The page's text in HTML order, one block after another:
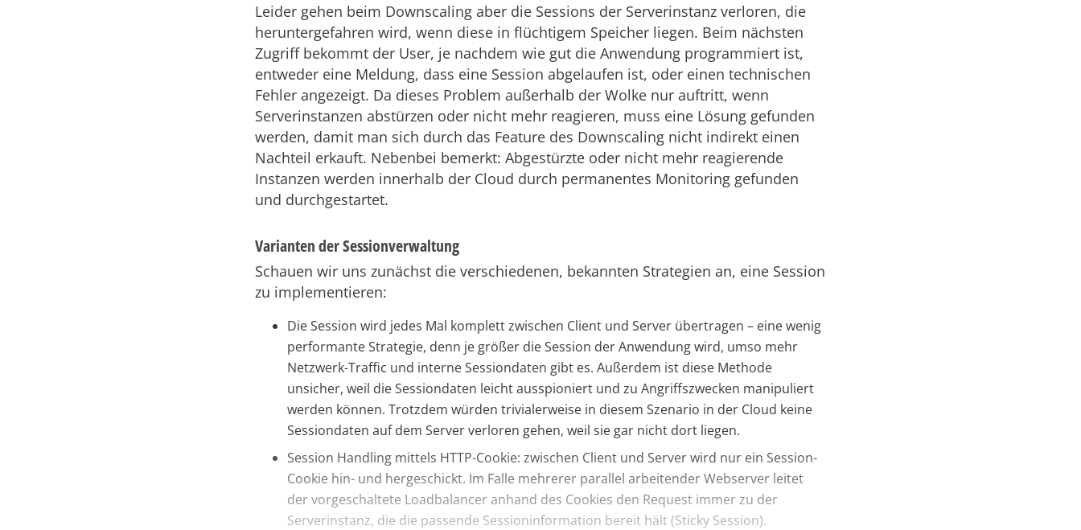
Leider gehen beim Downscaling aber die Sessions der Serverinstanz verloren, die
heruntergefahren wird, wenn diese in flüchtigem Speicher liegen. Beim nächsten
Zugriff bekommt der User, je nachdem wie gut die Anwendung programmiert ist,
entweder eine Meldung, dass eine Session abgelaufen ist, oder einen technischen
Fehler angezeigt. Da dieses Problem außerhalb der Wolke nur auftritt, wenn
Serverinstanzen abstürzen oder nicht mehr reagieren, muss eine Lösung gefunden
werden, damit man sich durch das Feature des Downscaling nicht indirekt einen
Nachteil erkauft. Nebenbei bemerkt: Abgestürzte oder nicht mehr reagierende
Instanzen werden innerhalb der Cloud durch permanentes Monitoring gefunden
und durchgestartet.
Varianten der Sessionverwaltung
Schauen wir uns zunächst die verschiedenen, bekannten Strategien an, eine Session
zu implementieren:
Die Session wird jedes Mal komplett zwischen Client und Server übertragen – eine wenig
performante Strategie, denn je größer die Session der Anwendung wird, umso mehr
Netzwerk-Traffic und interne Sessiondaten gibt es. Außerdem ist diese Methode
unsicher, weil die Sessiondaten leicht ausspioniert und zu Angriffszwecken manipuliert
werden können. Trotzdem würden trivialerweise in diesem Szenario in der Cloud keine
Sessiondaten auf dem Server verloren gehen, weil sie gar nicht dort liegen.
Session Handling mittels HTTP-Cookie: zwischen Client und Server wird nur ein Session-
Cookie hin- und hergeschickt. Im Falle mehrerer parallel arbeitender Webserver leitet
der vorgeschaltete Loadbalancer anhand des Cookies den Request immer zu der
Serverinstanz, die die passende Sessioninformation bereit hält (Sticky Session).